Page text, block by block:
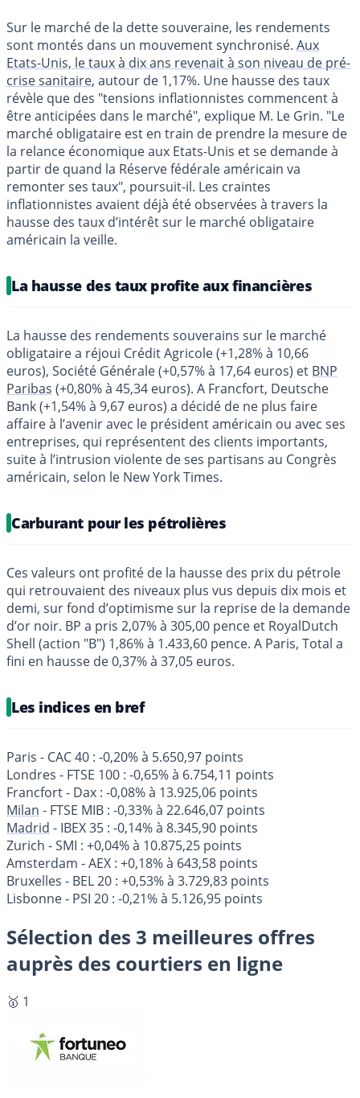
Sur le marché de la dette souveraine, les rendements
sont montés dans un mouvement synchronisé. Aux
Etats-Unis, le taux à dix ans revenait à son niveau de pré-
crise sanitaire, autour de 1,17%. Une hausse des taux
révèle que des "tensions inflationnistes commencent à
être anticipées dans le marché", explique M. Le Grin. "Le
marché obligataire est en train de prendre la mesure de
la relance économique aux Etats-Unis et se demande à
partir de quand la Réserve fédérale américain va
remonter ses taux", poursuit-il. Les craintes
inflationnistes avaient déjà été observées à travers la
hausse des taux d’intérêt sur le marché obligataire
américain la veille.
La hausse des taux profite aux financières
La hausse des rendements souverains sur le marché
obligataire a réjoui Crédit Agricole (+1,28% à 10,66
euros), Société Générale (+0,57% à 17,64 euros) et BNP
Paribas (+0,80% à 45,34 euros). A Francfort, Deutsche
Bank (+1,54% à 9,67 euros) a décidé de ne plus faire
affaire à l’avenir avec le président américain ou avec ses
entreprises, qui représentent des clients importants,
suite à l’intrusion violente de ses partisans au Congrès
américain, selon le New York Times.
Carburant pour les pétrolières
Ces valeurs ont profité de la hausse des prix du pétrole
qui retrouvaient des niveaux plus vus depuis dix mois et
demi, sur fond d’optimisme sur la reprise de la demande
d’or noir. BP a pris 2,07% à 305,00 pence et RoyalDutch
Shell (action "B") 1,86% à 1.433,60 pence. A Paris, Total a
fini en hausse de 0,37% à 37,05 euros.
Les indices en bref
Paris - CAC 40 : -0,20% à 5.650,97 points
Londres - FTSE 100 : -0,65% à 6.754,11 points
Francfort - Dax : -0,08% à 13.925,06 points
Milan - FTSE MIB : -0,33% à 22.646,07 points
Madrid - IBEX 35 : -0,14% à 8.345,90 points
Zurich - SMI : +0,04% à 10.875,25 points
Amsterdam - AEX : +0,18% à 643,58 points
Bruxelles - BEL 20 : +0,53% à 3.729,83 points
Lisbonne - PSI 20 : -0,21% à 5.126,95 points
Sélection des 3 meilleures offres
auprès des courtiers en ligne
🥇 1